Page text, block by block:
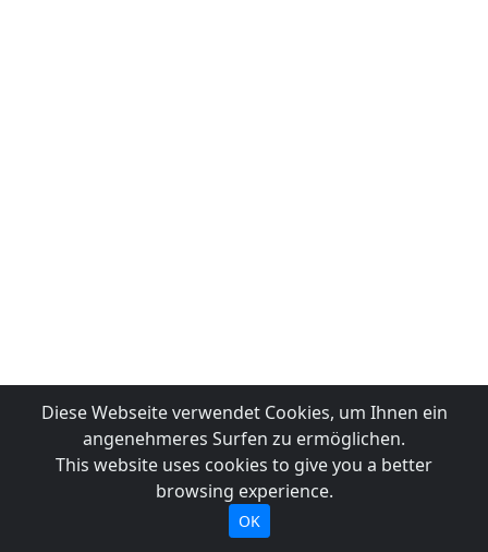
Diese Webseite verwendet Cookies, um Ihnen ein
angenehmeres Surfen zu ermöglichen.
This website uses cookies to give you a better
browsing experience.
OK